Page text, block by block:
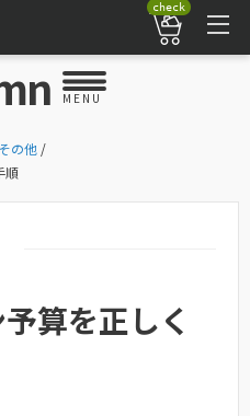
check
MENU
その他 /
順
算を正しく